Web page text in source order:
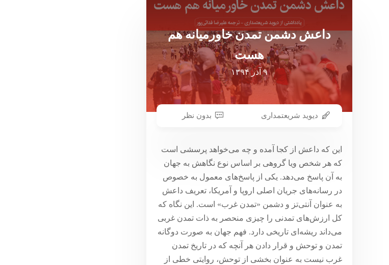
داعش دشمن تمدن خاورمیانه هم
هست
۹ آذر ۱۳۹۴
دیوید شریعتمداری بدون نظر
این که داعش از کجا آمده و چه می‌خواهد پرسشی است
که هر شخص ویا گروهی بر اساس نوع نگاهش به جهان
به آن پاسخ می‌دهد. یکی از پاسخ‌های معمول به خصوص
در رسانه‌های جریان اصلی اروپا و آمریکا، تعریف داعش
به عنوان آنتی‌تز و دشمن «تمدن غرب» است. این نگاه که
کل ارزش‌های تمدنی را چیزی منحصر به ذات تمدن غربی
می‌داند ریشه‌ای تاریخی دارد. فهم جهان به صورت دوگانه
تمدن و توحش و قرار دادن هر آنچه که در تاریخ تمدن
غرب نیست به عنوان بخشی از توحش، روایتی خطی از